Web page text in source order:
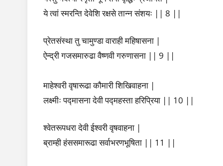
About us
Subscribe
are
Koshas
or Five
Bodies?
ये त्वां स्मरन्ति देवेशि रक्षसे तान्न संशयः || 8 ||
प्रेतसंस्था तु चामुण्डा वाराही महिषासना |
ऐन्द्री गजसमारुढा वैष्णवी गरुणासना || 9 ||
माहेश्वरी वृषारूढा कौमारी शिखिवाहना |
लक्ष्मीः पद्मासना देवी पद्महस्ता हरिप्रिया || 10 ||
श्वेतरूपधरा देवी ईश्वरी वृषवाहना |
ब्राम्ही हंससमारूढा सर्वाभरणभूषिता || 11 ||